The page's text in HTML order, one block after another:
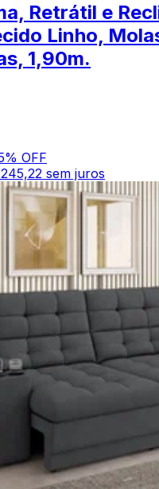
Retrátil e
Linho,
1,90m.
% OFF
sem juros